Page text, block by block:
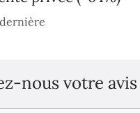
nous votre avis